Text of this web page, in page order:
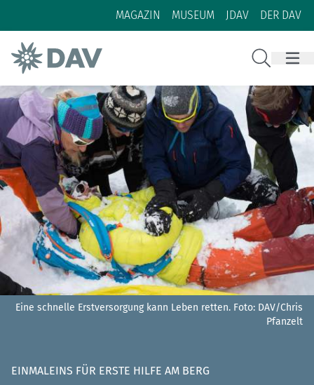
Zum Inhalt
Zur Footer-Navigation
MAGAZIN MUSEUM JDAV DER DAV
Eine schnelle Erstversorgung kann Leben retten. Foto: DAV/Chris
Pfanzelt
EINMALEINS FÜR ERSTE HILFE AM BERG